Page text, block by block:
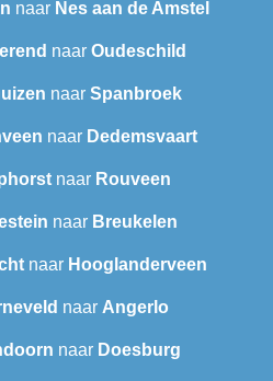
naar Nes aan de Amstel
naar Oudeschild
naar Spanbroek
naar Dedemsvaart
naar Rouveen
naar Breukelen
naar Hooglanderveen
naar Angerlo
naar Doesburg